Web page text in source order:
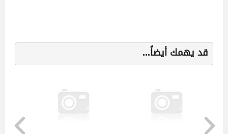
قد يهمك أيضاً...